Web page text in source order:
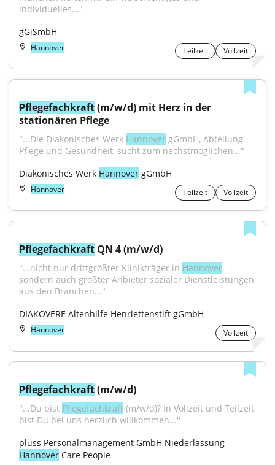
individuelles..."
gGiSmbH
Hannover Teilzeit Vollzeit
Pflegefachkraft (m/w/d) mit Herz in der
stationären Pflege
"...Die Diakonisches Werk Hannover gGmbH, Abteilung
Pflege und Gesundheit, sucht zum nächstmöglichen..."
Diakonisches Werk Hannover gGmbH
Hannover Teilzeit Vollzeit
Pflegefachkraft QN 4 (m/w/d)
"...nicht nur drittgrößter Klinikträger in Hannover,
sondern auch größter Anbieter sozialer Dienstleistungen
aus den Branchen..."
DIAKOVERE Altenhilfe Henriettenstift gGmbH
Hannover Vollzeit
Pflegefachkraft (m/w/d)
"...Du bist Pflegefachkraft (m/w/d)? In Vollzeit und Teilzeit
bist Du bei uns herzlich willkommen..."
Hannover Care People